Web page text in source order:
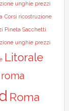
unghie prezzi
Corsi ricostruzione
Pineta Sacchetti
unghie prezzi
Litorale
roma
Roma